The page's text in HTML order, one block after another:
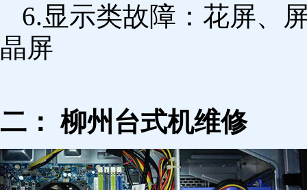
6.显示类故障：花屏、
晶屏
二： 柳州台式机维修